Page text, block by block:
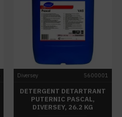
Diversey 5600001
DETERGENT DETARTRANT
PUTERNIC PASCAL,
DIVERSEY, 26.2 KG